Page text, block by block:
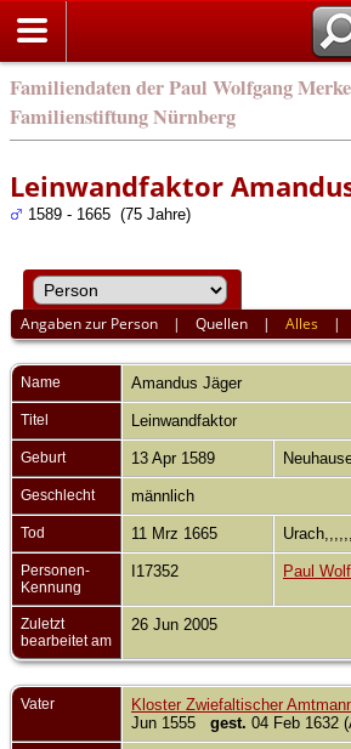
Familiendaten der Paul Wolfgang
Familienstiftung Nürnberg
Leinwandfaktor
1589 - 1665 (75 Jahre)
Angaben zur Person |Quellen |Alles |
Name Amandus Jäger
Titel Leinwandfaktor
Geburt 13 Apr 1589
Geschlecht männlich
Tod 11 Mrz 1665
Personen-
Kennung
I17352 Paul
Zuletzt
bearbeitet am
26 Jun 2005
Vater Kloster Zwiefaltischer
Jun 1555 gest. 04 Feb 1632